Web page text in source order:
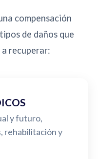
compensación
de daños que
recuperar:
y futuro,
rehabilitación y